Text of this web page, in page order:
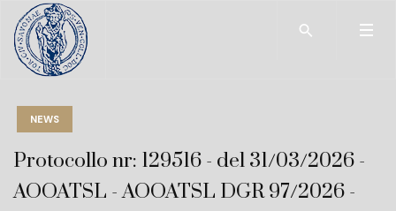
NEWS
Protocollo nr: 129516 - del 31/03/2026 -
AOOATSL - AOOATSL DGR 97/2026 -